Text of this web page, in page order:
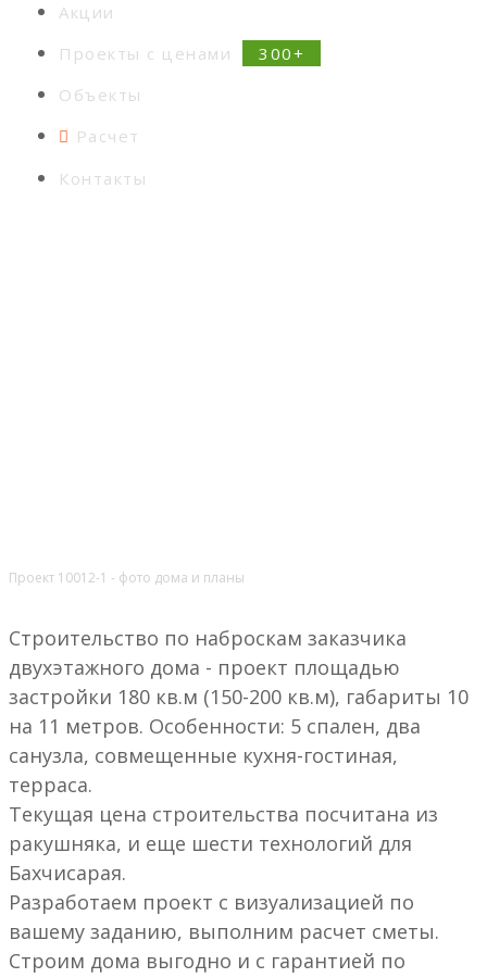
Акции
Проекты с ценами
Объекты
Расчет
Контакты
Проект 10012-1 - фото дома и планы
Строительство по наброскам заказчика
двухэтажного дома - проект площадью
застройки 180 кв.м (150-200 кв.м), габариты 10
на 11 метров. Особенности: 5 спален, два
санузла, совмещенные кухня-гостиная,
терраса.
Текущая цена строительства посчитана из
ракушняка, и еще шести технологий для
Бахчисарая.
Разработаем проект с визуализацией по
вашему заданию, выполним расчет сметы.
Строим дома выгодно и с гарантией по